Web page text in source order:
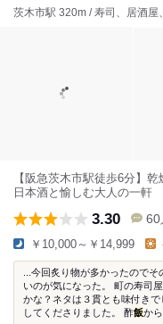
茨木市駅 320m / 寿司、居酒屋
【阪急茨木市駅徒歩6分】
日本酒と愉しむ大人の一軒
3.30 60
￥10,000～￥14,999
...今回炙り物が多かったので
いのが気になった。 町の寿司
かな？ネタは３貫とも味付きで
してくださりました。 酢飯か